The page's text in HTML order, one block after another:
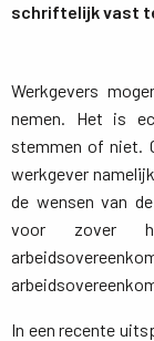
schriftelijk vast
Werkgevers
nemen. Het is
stemmen of niet.
werkgever
de wensen van
voor zover
In een recente